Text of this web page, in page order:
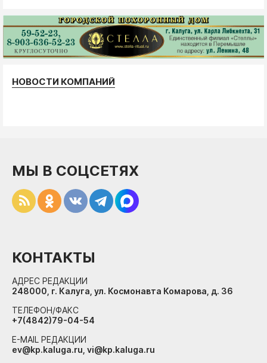
НОВОСТИ КОМПАНИЙ
МЫ В СОЦСЕТЯХ
КОНТАКТЫ
АДРЕС РЕДАКЦИИ
248000, г. Калуга, ул. Космонавта Комарова, д. 36
ТЕЛЕФОН/ФАКС
+7(4842)79-04-54
E-MAIL РЕДАКЦИИ
ev@kp.kaluga.ru, vi@kp.kaluga.ru